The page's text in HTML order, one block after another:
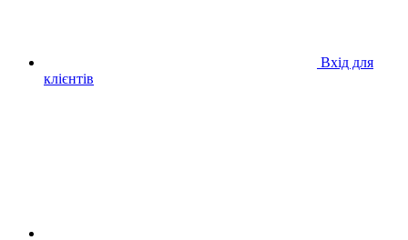
Вхід для
клієнтів